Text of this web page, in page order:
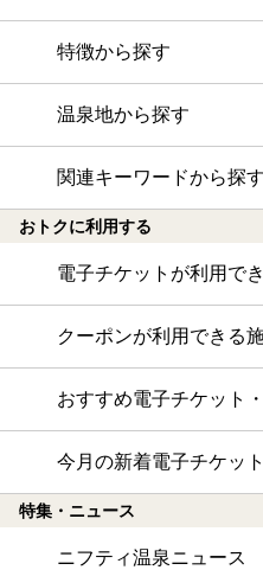
特徴から探す
温泉地から探す
関連キーワードから探す
おトクに利用する
電子チケットが利用で
クーポンが利用できる
おすすめ電子チケット
今月の新着電子チケッ
特集・ニュース
ニフティ温泉ニュース